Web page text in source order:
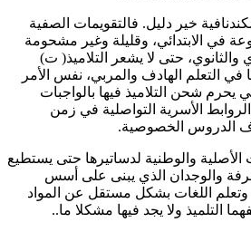
خير دليل. فالتقويمات الصفية
في الابتدائي، وقليلة وغير مشحومة
والثانوي، حتى لا يشعر التلاميذ( ت)
في التعلم الهادف والمربي، نفس الأمر
يحرم شحن التلاميذ فيها بالواجبات
الأسرية التواصلية في زمن
الدروس الخصوصية.
الأصلية والوطنية لدساتيرها حتى يستطيع
والوجدان الذي يبنى على أسس
اللغات بشكل مستقل عن المواد
التلميذ ولا يجد فيها مشكلا ما..